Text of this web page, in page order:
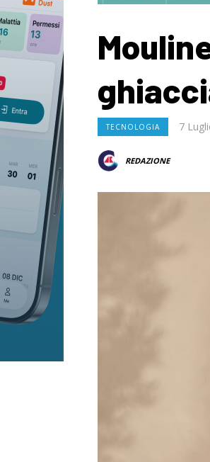
TECNOLOGIA 7
REDAZIONE